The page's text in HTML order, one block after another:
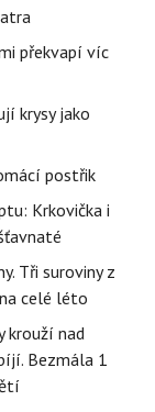
překvapí víc
krysy jako
postřik
Krkovička i
Tři suroviny z
celé léto
krouží nad
Bezmála 1